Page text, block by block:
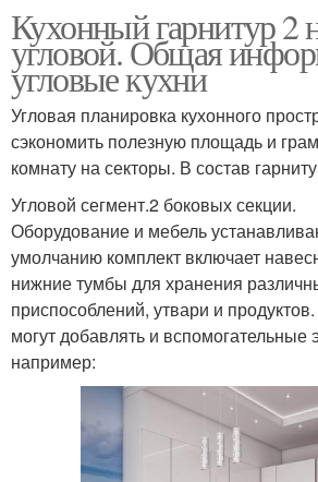
Кухонный гарнитур 2
угловой. Общая
угловые кухни
Угловая планировка кухонного
сэкономить полезную площадь и
комнату на секторы. В состав
Угловой сегмент.2 боковых секции.
Оборудование и мебель
умолчанию комплект включает
нижние тумбы для хранения
приспособлений, утвари и
могут добавлять и вспомогательные
например: